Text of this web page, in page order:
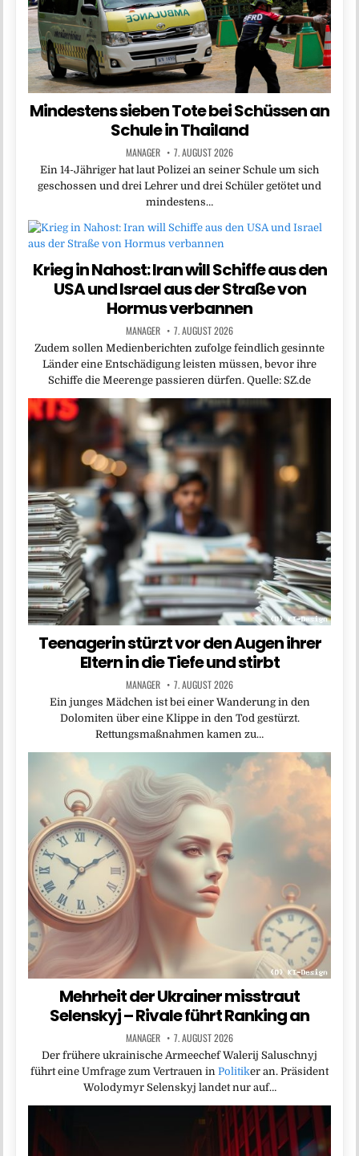
Mindestens sieben Tote bei Schüssen an
Schule in Thailand
MANAGER 7. AUGUST 2026
Ein 14-Jähriger hat laut Polizei an seiner Schule um sich
geschossen und drei Lehrer und drei Schüler getötet und
mindestens…
Krieg in Nahost: Iran will Schiffe aus den
USA und Israel aus der Straße von
Hormus verbannen
MANAGER 7. AUGUST 2026
Zudem sollen Medienberichten zufolge feindlich gesinnte
Länder eine Entschädigung leisten müssen, bevor ihre
Schiffe die Meerenge passieren dürfen. Quelle: SZ.de
Teenagerin stürzt vor den Augen ihrer
Eltern in die Tiefe und stirbt
MANAGER 7. AUGUST 2026
Ein junges Mädchen ist bei einer Wanderung in den
Dolomiten über eine Klippe in den Tod gestürzt.
Rettungsmaßnahmen kamen zu…
Mehrheit der Ukrainer misstraut
Selenskyj – Rivale führt Ranking an
MANAGER 7. AUGUST 2026
Der frühere ukrainische Armeechef Walerij Saluschnyj
führt eine Umfrage zum Vertrauen in Politiker an. Präsident
Wolodymyr Selenskyj landet nur auf…